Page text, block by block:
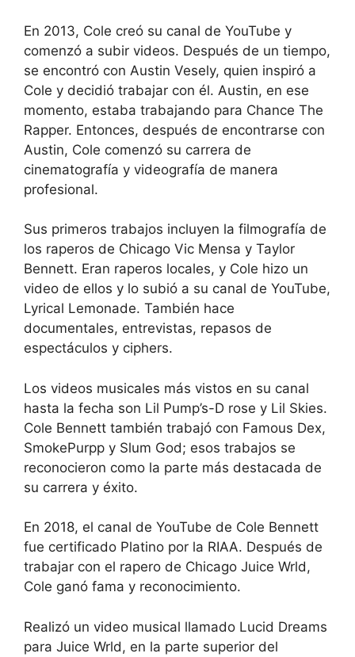
En 2013, Cole creó su canal de YouTube y
comenzó a subir videos. Después de un tiempo,
se encontró con Austin Vesely, quien inspiró a
Cole y decidió trabajar con él. Austin, en ese
momento, estaba trabajando para Chance The
Rapper. Entonces, después de encontrarse con
Austin, Cole comenzó su carrera de
cinematografía y videografía de manera
profesional.
Sus primeros trabajos incluyen la filmografía de
los raperos de Chicago Vic Mensa y Taylor
Bennett. Eran raperos locales, y Cole hizo un
video de ellos y lo subió a su canal de YouTube,
Lyrical Lemonade. También hace
documentales, entrevistas, repasos de
espectáculos y ciphers.
Los videos musicales más vistos en su canal
hasta la fecha son Lil Pump’s-D rose y Lil Skies.
Cole Bennett también trabajó con Famous Dex,
SmokePurpp y Slum God; esos trabajos se
reconocieron como la parte más destacada de
su carrera y éxito.
En 2018, el canal de YouTube de Cole Bennett
fue certificado Platino por la RIAA. Después de
trabajar con el rapero de Chicago Juice Wrld,
Cole ganó fama y reconocimiento.
Realizó un video musical llamado Lucid Dreams
para Juice Wrld, en la parte superior del